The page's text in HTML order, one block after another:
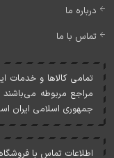
درباره ما
تماس با ما
تمامی کالاها و خدمات
مراجع مربوطه
جمهوری اسلامی ايران
اطلاعات تماس با